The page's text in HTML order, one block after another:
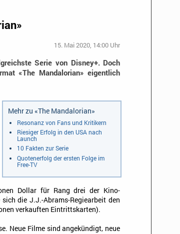
15. Mai 2020, 14:00 Uhr
Serie von Disney+. Doch
«The Mandalorian» eigentlich
Mehr zu «The Mandalorian»
Resonanz von Fans und Kritikern
Riesiger Erfolg in den USA nach
Launch
10 Fakten zur Serie
Quotenerfolg der ersten Folge im
Free-TV
Dollar für Rang drei der Kino-
die J.J.-Abrams-Regiearbeit den
verkauften Eintrittskarten).
Neue Filme sind angekündigt, neue